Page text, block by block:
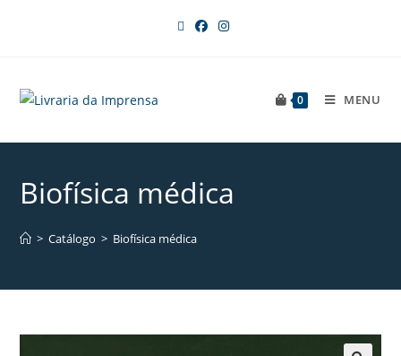
0 MENU
Biofísica médica
> Catálogo > Biofísica médica